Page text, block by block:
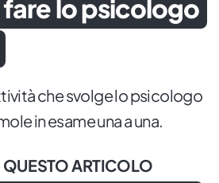
lo psicologo
che svolge lo psicologo
in esame una a una.
QUESTO ARTICOLO